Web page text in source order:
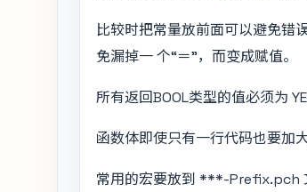
比较时把常量放前面可以避免
免漏掉一 个“＝”，而变成赋值。
所有返回BOOL类型的值必须为
函数体即使只有一行代码也要加大
常用的宏要放到 ***-Prefix.pch